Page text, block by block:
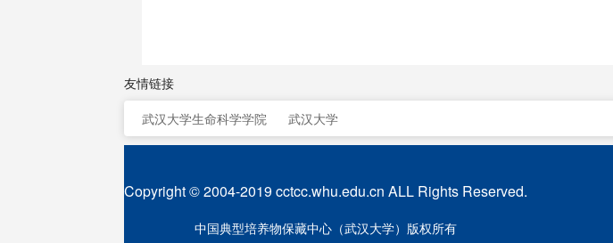
友情链接
武汉大学生命科学学院
武汉大学
Copyright © 2004-2019 cctcc.whu.edu.cn ALL Rights Reserved.
中国典型培养物保藏中心（武汉大学）版权所有